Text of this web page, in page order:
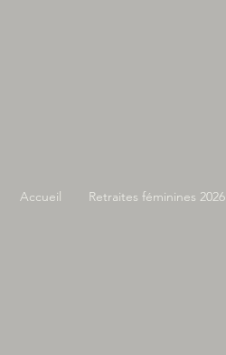
Accueil Retraites féminines 2026